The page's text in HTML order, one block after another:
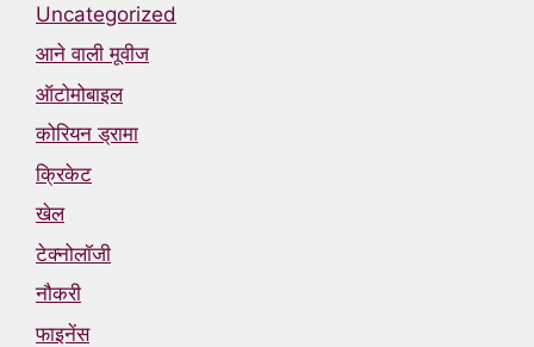
Uncategorized
आने वाली मूवीज
ऑटोमोबाइल
कोरियन ड्रामा
क्रिकेट
खेल
टेक्नोलॉजी
नौकरी
फाइनेंस